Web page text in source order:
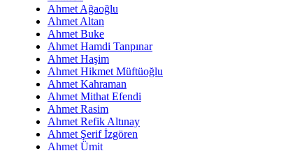
Ahmet Ağaoğlu
Ahmet Altan
Ahmet Buke
Ahmet Hamdi Tanpınar
Ahmet Haşim
Ahmet Hikmet Müftüoğlu
Ahmet Kahraman
Ahmet Mithat Efendi
Ahmet Rasim
Ahmet Refik Altınay
Ahmet Şerif İzgören
Ahmet Ümit